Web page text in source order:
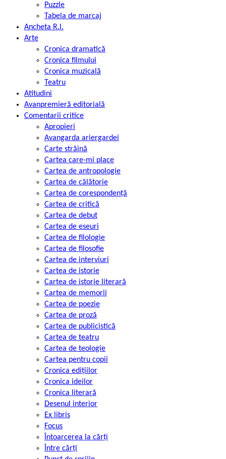
Puzzle
Tabela de marcaj
Ancheta R.l.
Arte
Cronica dramatică
Cronica filmului
Cronica muzicală
Teatru
Atitudini
Avanpremieră editorială
Comentarii critice
Apropieri
Avangarda ariergardei
Carte străină
Cartea care-mi place
Cartea de antropologie
Cartea de călătorie
Cartea de corespondență
Cartea de critică
Cartea de debut
Cartea de eseuri
Cartea de filologie
Cartea de filosofie
Cartea de interviuri
Cartea de istorie
Cartea de istorie literară
Cartea de memorii
Cartea de poezie
Cartea de proză
Cartea de publicistică
Cartea de teatru
Cartea de teologie
Cartea pentru copii
Cronica edițiilor
Cronica ideilor
Cronica literară
Desenul interior
Ex libris
Focus
Întoarcerea la cărți
Între cărți